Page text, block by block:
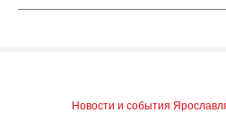
Новости и события